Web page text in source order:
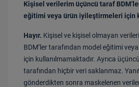
Kişisel verilerim üçüncü taraf
eğitimi veya ürün iyileştirmeleri için
Hayır. Kişisel ve kişisel olmayan
BDM’ler tarafından model eğitimi
için kullanılmamaktadır. Ayrıca
tarafından hiçbir veri saklanmaz.
gönderdikten sonra maskelenen